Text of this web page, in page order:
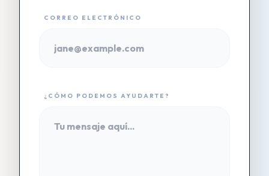
CORREO ELECTRÓNICO
¿CÓMO PODEMOS AYUDARTE?